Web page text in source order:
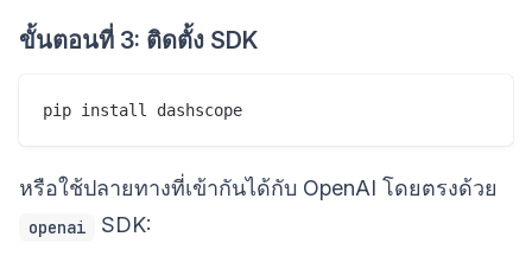
ขั้นตอนที่ 3: ติดตั้ง SDK
หรือใช้ปลายทางที่เข้ากันได้กับ OpenAI โดยตรงด้วย
openai SDK: